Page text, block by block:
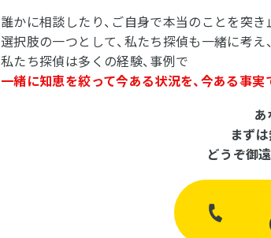
誰かに相談したり、ご自身で本当のことを突
選択肢の一つとして、私たち探偵も一緒に考
私たち探偵は多くの経験、事例で
一緒に知恵を絞って今ある状況を、今ある事
まず
どうぞ御